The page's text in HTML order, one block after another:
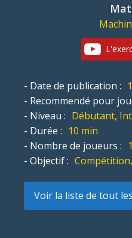
- Date de publication :
- Recommendé pour
- Niveau : Débutant,
- Durée : 10 min
- Nombre de joueurs :
- Objectif :
Voir la liste de tout